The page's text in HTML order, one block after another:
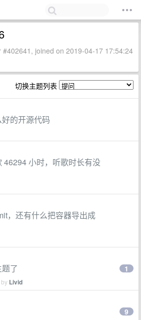
#402641, joined on 2019-04-17 17:54:24
切换主题列表
的开源代码
46294 小时，听歌时长有没
，还有什么把容器导出成
了
Livid
1
9